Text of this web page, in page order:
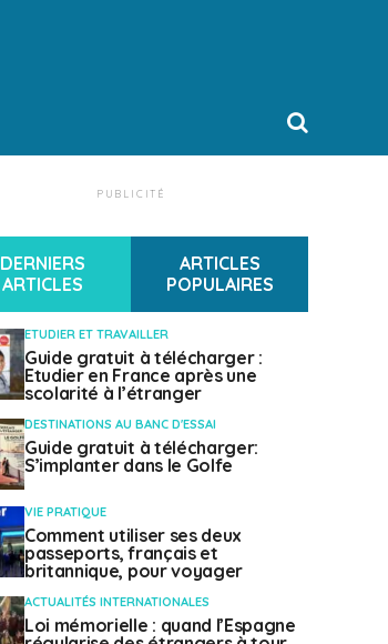
PUBLICITÉ
DERNIERS
ARTICLES
ARTICLES
POPULAIRES
ETUDIER ET TRAVAILLER
Guide gratuit à télécharger :
Etudier en France après une
scolarité à l’étranger
DESTINATIONS AU BANC D'ESSAI
Guide gratuit à télécharger:
S’implanter dans le Golfe
VIE PRATIQUE
Comment utiliser ses deux
passeports, français et
britannique, pour voyager
ACTUALITÉS INTERNATIONALES
Loi mémorielle : quand l’Espagne